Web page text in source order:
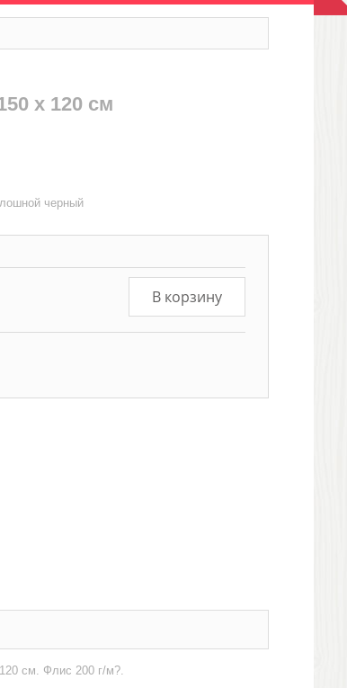
х 120 см
черный
В корзину
см. Флис 200 г/м?.